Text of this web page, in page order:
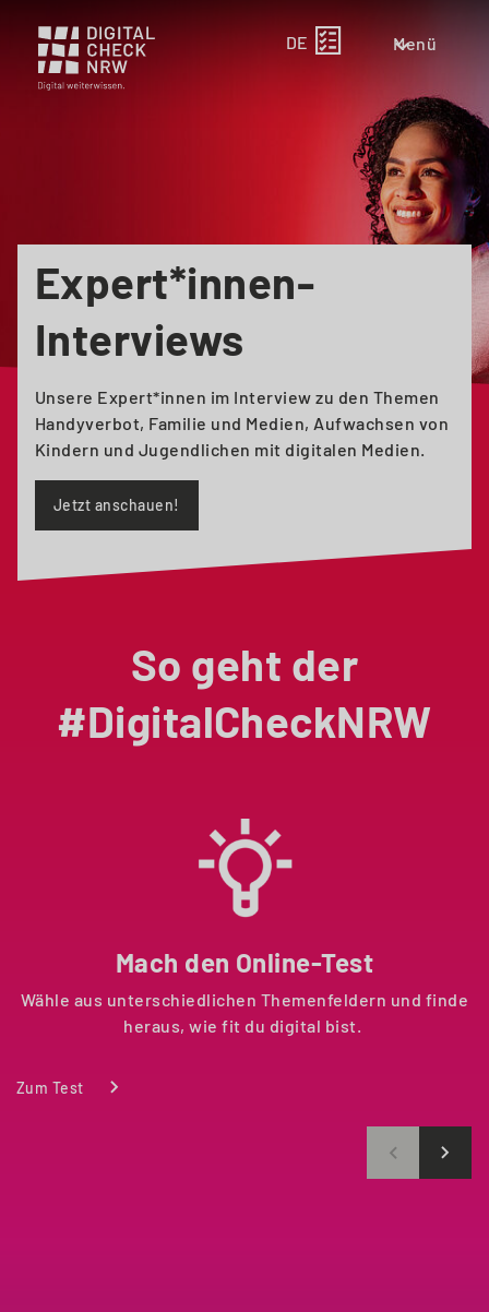
DE
Menü
oder
schließe
das
Menü
für
die
Haupt
Expert*innen-
Interviews
Unsere Expert*innen im Interview zu den Themen
Handyverbot, Familie und Medien, Aufwachsen von
Kindern und Jugendlichen mit digitalen Medien.
Jetzt anschauen!
So geht der
#DigitalCheckNRW
Mach den Online-Test
Wähle aus unterschiedlichen Themenfeldern und finde
heraus, wie fit du digital bist.
Zum Test